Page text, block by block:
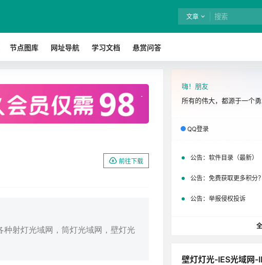
文章
节点图库 网址导航 学习文档 悬赏问答
. 全站终身免费下载！ 立即开通
前往下载
种射灯光域网，筒灯光域网，壁灯光
嗨！朋友
所有的伟大，都源于一个
QQ登录
公告： 软件目录（最新）
公告： 免费获取更多积分？
公告： 举报侵权投诉
壁灯灯光-IES光域网